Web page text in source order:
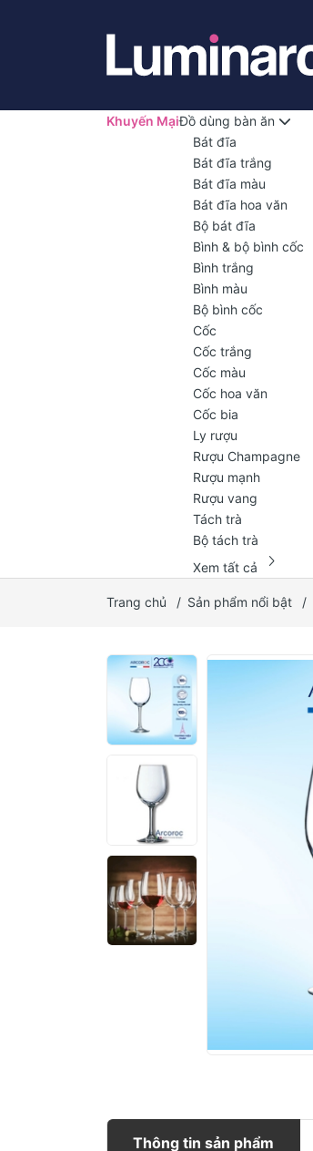
Khuyến MạiĐồ dùng bàn ăn
Bát đĩa
Bát đĩa trắng
Bát đĩa màu
Bát đĩa hoa văn
Bộ bát đĩa
Bình & bộ bình cốc
Bình trắng
Bình màu
Bộ bình cốc
Cốc
Cốc trắng
Cốc màu
Cốc hoa văn
Cốc bia
Ly rượu
Rượu Champagne
Rượu mạnh
Rượu vang
Tách trà
Bộ tách trà
Xem tất cả
chevron_right
Trang chủ / Sản phẩm nổi bật /
Thông tin sản phẩm